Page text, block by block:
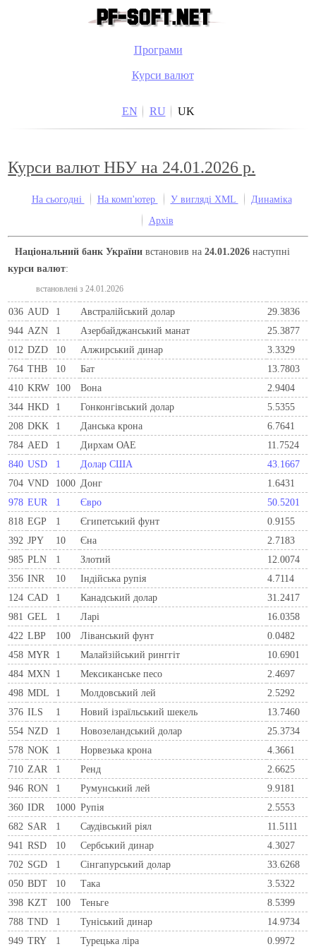
Програми
Курси валют
EN RU UK
Курси валют НБУ на 24.01.2026 р.
На сьогодні На комп'ютер У вигляді XML
Динаміка
Архів
Національний банк України встановив на24.01.2026 наступні
курси валют:
встановлені з 24.01.2026
036 AUD 1 Австралійський долар
29.3836
944 AZN 1 Азербайджанський манат
25.3877
012 DZD 10 Алжирський динар
3.3329
764 THB 10 Бат
13.7803
410 KRW 100 Вона
2.9404
344 HKD 1 Гонконгівський долар
5.5355
208 DKK 1 Данська крона
6.7641
784 AED 1 Дирхам ОАЕ
11.7524
840 USD 1 Долар США
43.1667
704 VND 1000 Донг
1.6431
978 EUR 1 Євро
50.5201
818 EGP 1 Єгипетський фунт
0.9155
392 JPY 10 Єна
2.7183
985 PLN 1 Злотий
12.0074
356 INR 10 Індійська рупія
4.7114
124 CAD 1 Канадський долар
31.2417
981 GEL 1 Ларi
16.0358
422 LBP 100 Ліванський фунт
0.0482
458 MYR 1 Малайзійський ринггіт
10.6901
484 MXN 1 Мексиканське песо
2.4697
498 MDL 1 Молдовський лей
2.5292
376 ILS 1 Новий ізраїльський шекель
13.7460
554 NZD 1 Новозеландський долар
25.3734
578 NOK 1 Норвезька крона
4.3661
710 ZAR 1 Ренд
2.6625
946 RON 1 Румунський лей
9.9181
360 IDR 1000 Рупія
2.5553
682 SAR 1 Саудівський ріял
11.5111
941 RSD 10 Сербський динар
4.3027
702 SGD 1 Сінгапурський долар
33.6268
050 BDT 10 Така
3.5322
398 KZT 100 Теньге
8.5399
788 TND 1 Туніський динар
14.9734
949 TRY 1 Турецька ліра 0.9972